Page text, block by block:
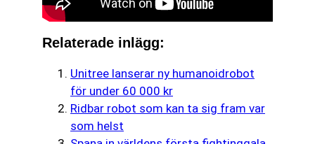
Relaterade inlägg:
Unitree lanserar ny humanoidrobot
för under 60 000 kr
Ridbar robot som kan ta sig fram var
som helst